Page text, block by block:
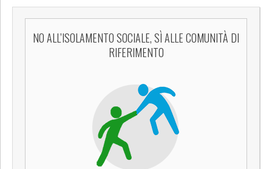
NO ALL’ISOLAMENTO SOCIALE, SÌ ALLE COMUNITÀ DI
RIFERIMENTO